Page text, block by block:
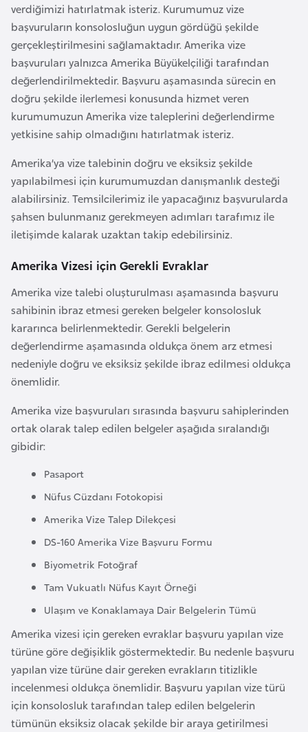
verdiğimizi hatırlatmak isteriz. Kurumumuz vize
başvuruların konsolosluğun uygun gördüğü şekilde
gerçekleştirilmesini sağlamaktadır. Amerika vize
başvuruları yalnızca Amerika Büyükelçiliği tarafından
değerlendirilmektedir. Başvuru aşamasında sürecin en
doğru şekilde ilerlemesi konusunda hizmet veren
kurumumuzun Amerika vize taleplerini değerlendirme
yetkisine sahip olmadığını hatırlatmak isteriz.
Amerika’ya vize talebinin doğru ve eksiksiz şekilde
yapılabilmesi için kurumumuzdan danışmanlık desteği
alabilirsiniz. Temsilcilerimiz ile yapacağınız başvurularda
şahsen bulunmanız gerekmeyen adımları tarafımız ile
iletişimde kalarak uzaktan takip edebilirsiniz.
Amerika Vizesi için Gerekli Evraklar
Amerika vize talebi oluşturulması aşamasında başvuru
sahibinin ibraz etmesi gereken belgeler konsolosluk
kararınca belirlenmektedir. Gerekli belgelerin
değerlendirme aşamasında oldukça önem arz etmesi
nedeniyle doğru ve eksiksiz şekilde ibraz edilmesi oldukça
önemlidir.
Amerika vize başvuruları sırasında başvuru sahiplerinden
ortak olarak talep edilen belgeler aşağıda sıralandığı
gibidir:
Pasaport
Nüfus Cüzdanı Fotokopisi
Amerika Vize Talep Dilekçesi
DS-160 Amerika Vize Başvuru Formu
Biyometrik Fotoğraf
Tam Vukuatlı Nüfus Kayıt Örneği
Ulaşım ve Konaklamaya Dair Belgelerin Tümü
Amerika vizesi için gereken evraklar başvuru yapılan vize
türüne göre değişiklik göstermektedir. Bu nedenle başvuru
yapılan vize türüne dair gereken evrakların titizlikle
incelenmesi oldukça önemlidir. Başvuru yapılan vize türü
için konsolosluk tarafından talep edilen belgelerin
tümünün eksiksiz olacak şekilde bir araya getirilmesi
B
o
s
n
a
H
e
s
e
k
B
u
g
a
r
i
s
t
a
n
o
Ç
a
d